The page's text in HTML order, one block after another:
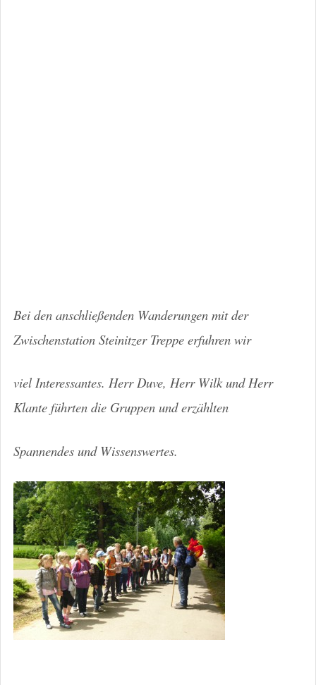
Bei den anschließenden Wanderungen mit der
Zwischenstation Steinitzer Treppe erfuhren wir
viel Interessantes. Herr Duve, Herr Wilk und Herr
Klante führten die Gruppen und erzählten
Spannendes und Wissenswertes.